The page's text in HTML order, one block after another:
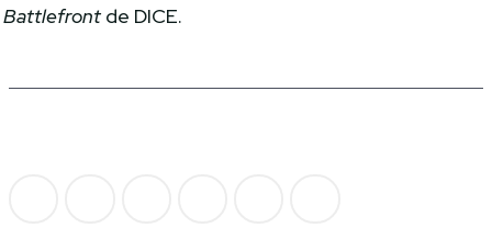
Battlefrontde DICE.